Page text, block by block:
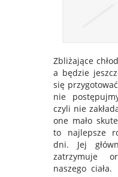
Zbliżające
a będzie
się
nie
czyli nie
one mało
to najlepsze
dni. Jej
zatrzymuje
naszego